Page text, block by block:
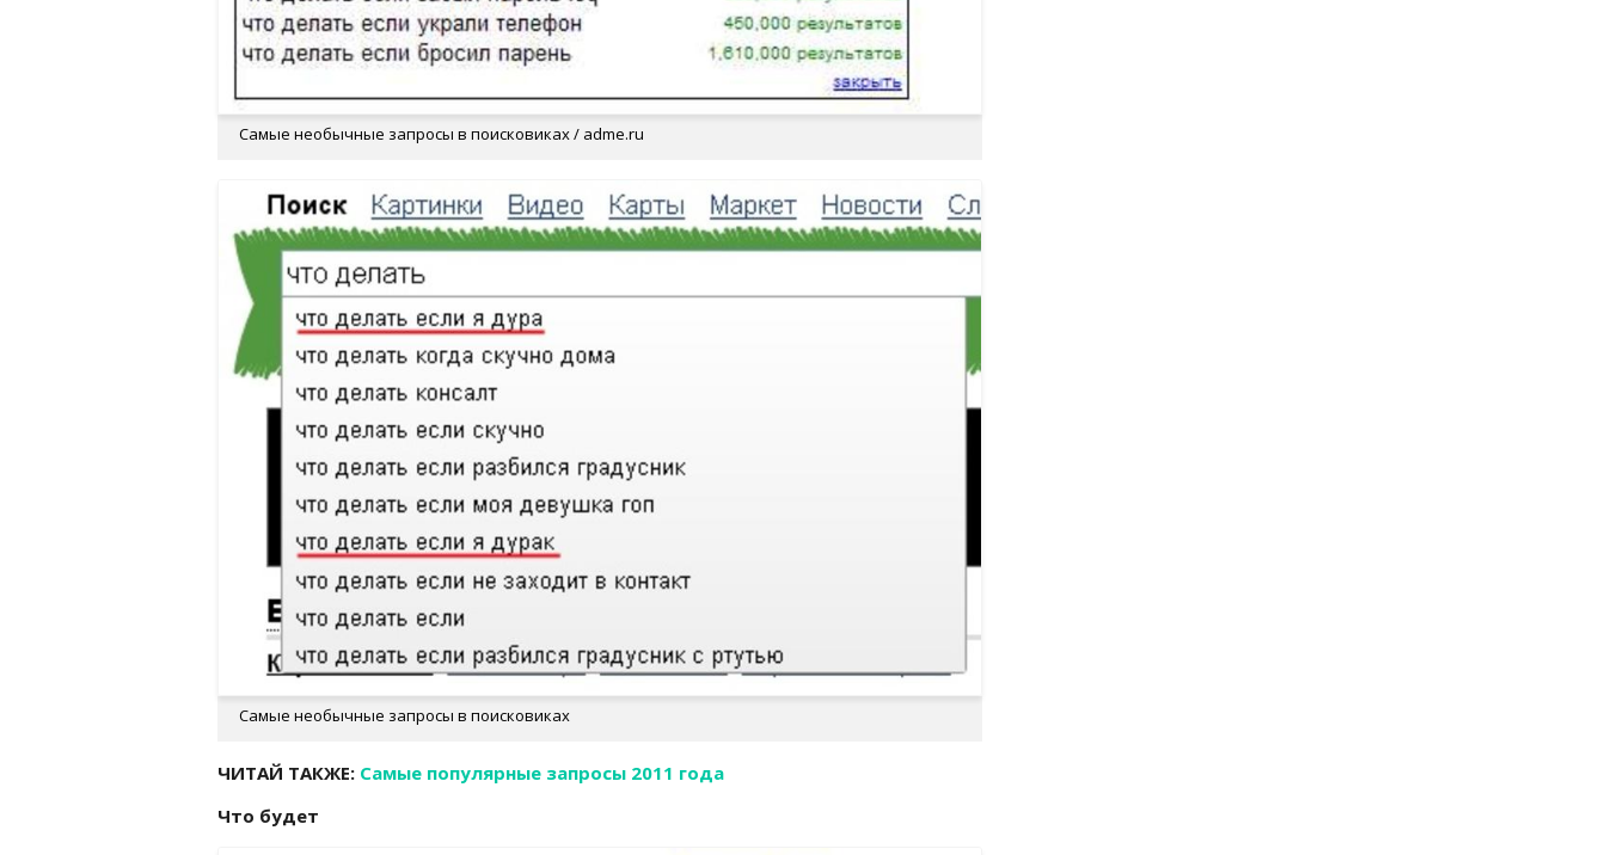
Самые необычные запросы в поисковиках / adme.ru
Самые необычные запросы в поисковиках
ЧИТАЙ ТАКЖЕ: Самые популярные запросы 2011 года
Что будет